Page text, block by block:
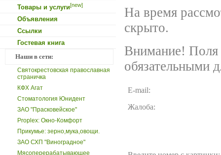
Товары и услуги[new]
Объявления
Ссылки
Гостевая книга
Наши в сети:
Святокрестовская православная
страничка
КФХ Агат
Стоматология Юнидент
ЗАО "Прасковейское"
Proplex: Окно-Комфорт
Прикумье: зерно,мука,овощи.
ЗАО СХП "Виноградное"
Мясоперерабатывающее
На время
скрыто.
Внимание! Поля
обязательными
E-mail:
Жалоба: